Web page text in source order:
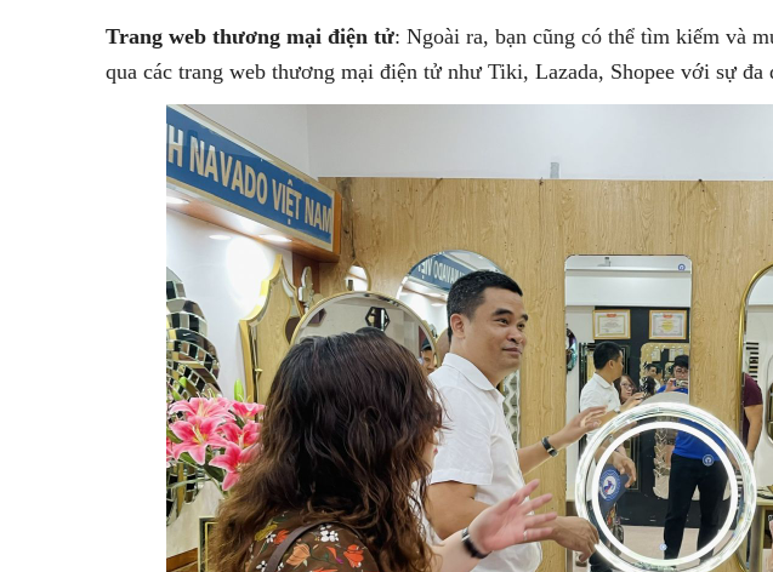
Trang web thương mại điện tử: Ngoài ra, bạn cũng có thể tìm kiếm và
qua các trang web thương mại điện tử như Tiki, Lazada, Shopee với sự đa